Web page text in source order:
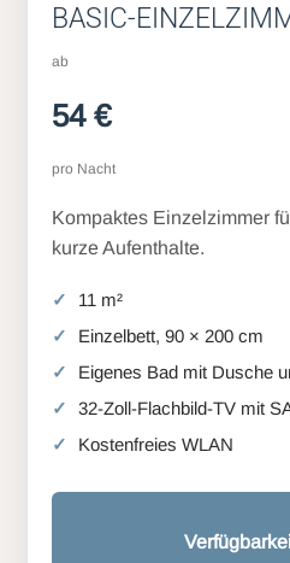
BASIC-
ab
54 €
pro Nacht
Kompaktes Einzelzimmer
kurze Aufenthalte.
11 m²
Einzelbett, 90 × 200 cm
Eigenes Bad mit Dusche
32-Zoll-Flachbild-TV mit
Kostenfreies WLAN